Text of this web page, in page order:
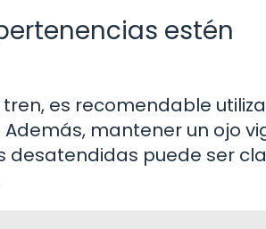
estén
es recomendable
mantener un ojo
desatendidas puede ser